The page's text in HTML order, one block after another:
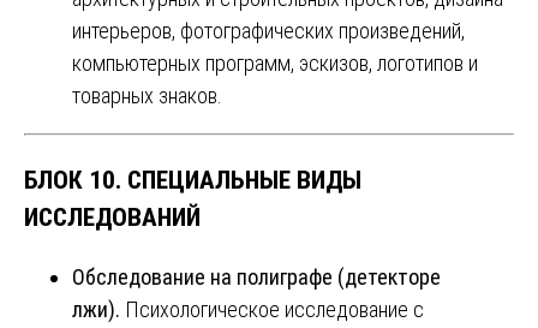
интерьеров, фотографических произведений,
компьютерных программ, эскизов, логотипов и
товарных знаков.
БЛОК 10. СПЕЦИАЛЬНЫЕ ВИДЫ
ИССЛЕДОВАНИЙ
Обследование на полиграфе (детекторе
лжи). Психологическое исследование с